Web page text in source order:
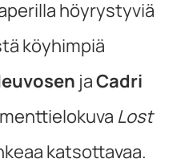
höyrystyviä
köyhimpiä
jaCadri
Lost
katsottavaa.